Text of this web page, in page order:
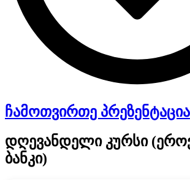
ჩამოთვირთე პრეზენტაცია
დღევანდელი კურსი
ბანკი)